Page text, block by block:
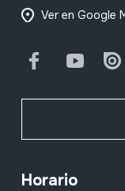
Ver en Google
Facebook
Horario